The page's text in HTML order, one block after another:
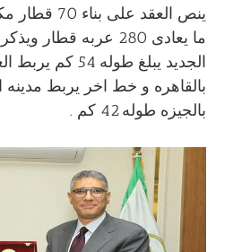
ما يعادى 280 عربه
الجديد يبلغ طوله
بالقاهره و خط اخر يربط
بالجيزه طوله 42 كم .